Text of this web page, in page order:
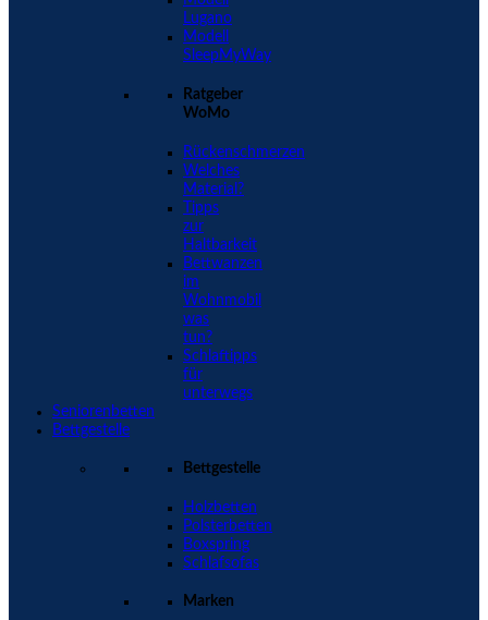
Lugano
Modell
SleepMyWay
Ratgeber
WoMo
Rückenschmerzen
Welches
Material?
Tipps
zur
Haltbarkeit
Bettwanzen
im
Wohnmobil
was
tun?
Schlaftipps
für
unterwegs
Seniorenbetten
Bettgestelle
Bettgestelle
Holzbetten
Polsterbetten
Boxspring
Schlafsofas
Marken